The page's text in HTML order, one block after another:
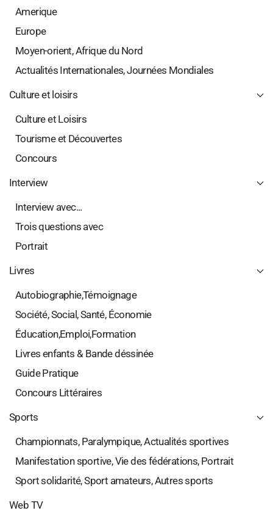
Amerique
Europe
Moyen-orient, Afrique du Nord
Actualités Internationales, Journées Mondiales
Culture et loisirs
Culture et Loisirs
Tourisme et Découvertes
Concours
Interview
Interview avec...
Trois questions avec
Portrait
Livres
Autobiographie,Témoignage
Société, Social, Santé, Économie
Éducation,Emploi,Formation
Livres enfants & Bande déssinée
Guide Pratique
Concours Littéraires
Sports
Championnats, Paralympique, Actualités sportives
Manifestation sportive, Vie des fédérations, Portrait
Sport solidarité, Sport amateurs, Autres sports
Web TV